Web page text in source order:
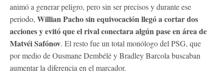
animó a generar peligro, pero sin ser precisos y durante ese
periodo, Willian Pacho sin equivocación llegó a cortar dos
acciones y evitó que el rival conectara algún pase en área de
Matvéi Safónov. El resto fue un total monólogo del PSG, que
por medio de Ousmane Dembélé y Bradley Barcola buscaban
aumentar la diferencia en el marcador.